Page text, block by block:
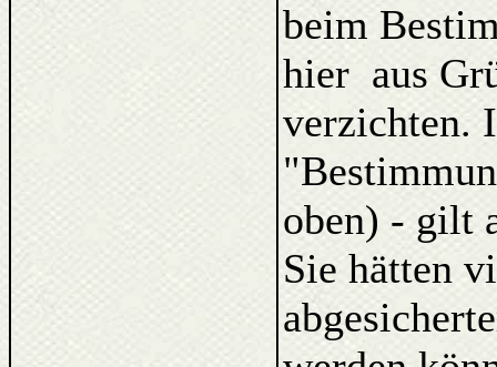
beim
hier aus
verzichten.
oben) - gilt
Sie hätten